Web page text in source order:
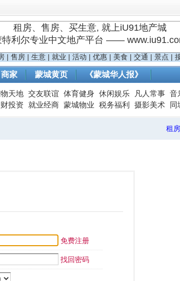
租房、售房、买生意, 就上iU91地产城
特利尔专业中文地产平台 ——
| 售房 | 生意 | 就业 | 活动 | 优惠 | 美食 | 交通 | 景点 |
商家 蒙城黄页 《蒙城华人报》
天地 交友联谊 体育健身 休闲娱乐 凡人常事 音
投资 就业经商 蒙城物业 税务福利 摄影美术 同
租
免费注册
找回密码